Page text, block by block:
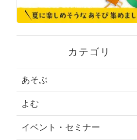
カテゴリ
あそぶ
よむ
イベント・セミナー